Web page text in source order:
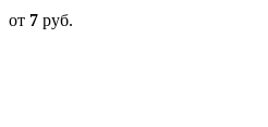
от 7 руб.